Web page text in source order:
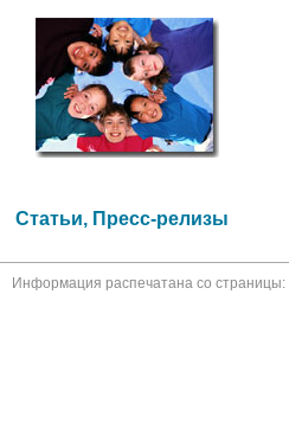
Статьи, Пресс-релизы
Информация распечатана со страницы: